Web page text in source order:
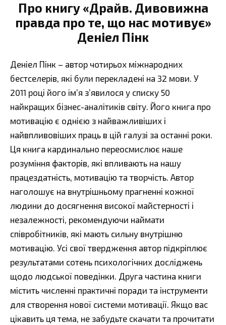
Про книгу «Драйв. Дивовижна
правда про те, що нас мотивує»
Деніел Пінк
Деніел Пінк – автор чотирьох міжнародних
бестселерів, які були перекладені на 32 мови. У
2011 році його ім’я з’явилося у списку 50
найкращих бізнес-аналітиків світу. Його книга про
мотивацію є однією з найважливіших і
найвпливовіших праць в цій галузі за останні роки.
Ця книга кардинально переосмислює наше
розуміння факторів, які впливають на нашу
працездатність, мотивацію та творчість. Автор
наголошує на внутрішньому прагненні кожної
людини до досягнення високої майстерності і
незалежності, рекомендуючи наймати
співробітників, які мають сильну внутрішню
мотивацію. Усі свої твердження автор підкріплює
результатами сотень психологічних досліджень
щодо людської поведінки. Друга частина книги
містить численні практичні поради та інструменти
для створення нової системи мотивації. Якщо вас
цікавить ця тема, не забудьте скачати та прочитати